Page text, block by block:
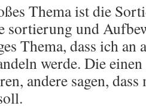
Thema ist die
sortierung und
Thema, dass ich an
werde. Die
andere sagen,